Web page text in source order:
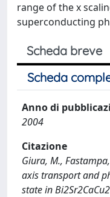
range of the x
superconducting
Scheda breve
Scheda
Anno di
2004
Citazione
Giura, M.,
axis transport and
state in